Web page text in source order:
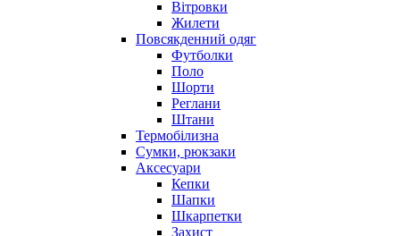
Вітровки
Жилети
Повсякденний одяг
Футболки
Поло
Шорти
Реглани
Штани
Термобілизна
Сумки, рюкзаки
Аксесуари
Кепки
Шапки
Шкарпетки
Захист